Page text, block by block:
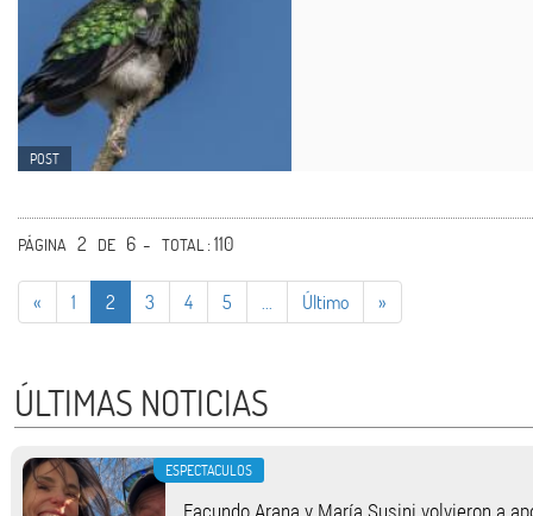
POST
PÁGINA 2 DE 6 - TOTAL: 110
« 1 2 3 4 5 Último »
ÚLTIMAS NOTICIAS
ESPECTACULOS
Facundo Arana y María Susini volvieron a